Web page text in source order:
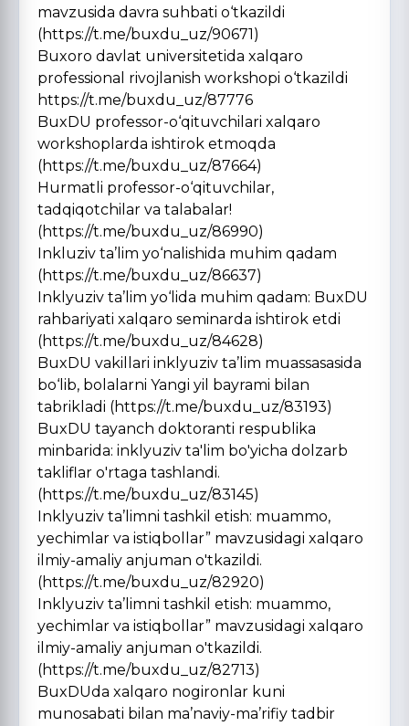
mavzusida davra suhbati o‘tkazildi
(https://t.me/buxdu_uz/90671)
Buxoro davlat universitetida xalqaro
professional rivojlanish workshopi o‘tkazildi
https://t.me/buxdu_uz/87776
BuxDU professor-o‘qituvchilari xalqaro
workshoplarda ishtirok etmoqda
(https://t.me/buxdu_uz/87664)
Hurmatli professor-o‘qituvchilar,
tadqiqotchilar va talabalar!
(https://t.me/buxdu_uz/86990)
Inkluziv ta’lim yo‘nalishida muhim qadam
(https://t.me/buxdu_uz/86637)
Inklyuziv ta’lim yo‘lida muhim qadam: BuxDU
rahbariyati xalqaro seminarda ishtirok etdi
(https://t.me/buxdu_uz/84628)
BuxDU vakillari inklyuziv ta’lim muassasasida
bo‘lib, bolalarni Yangi yil bayrami bilan
tabrikladi (https://t.me/buxdu_uz/83193)
BuxDU tayanch doktoranti respublika
minbarida: inklyuziv ta'lim bo'yicha dolzarb
takliflar o'rtaga tashlandi.
(https://t.me/buxdu_uz/83145)
Inklyuziv ta’limni tashkil etish: muammo,
yechimlar va istiqbollar” mavzusidagi xalqaro
ilmiy-amaliy anjuman o'tkazildi.
(https://t.me/buxdu_uz/82920)
Inklyuziv ta’limni tashkil etish: muammo,
yechimlar va istiqbollar” mavzusidagi xalqaro
ilmiy-amaliy anjuman o'tkazildi.
(https://t.me/buxdu_uz/82713)
BuxDUda xalqaro nogironlar kuni
munosabati bilan ma’naviy-ma’rifiy tadbir